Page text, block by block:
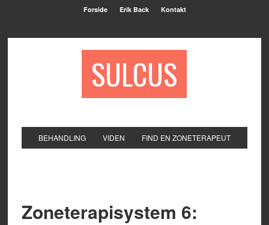
Forside Erik Back Kontakt
SULCUS
BEHANDLING VIDEN FIND EN ZONETERAPEUT
Zoneterapisystem 6: